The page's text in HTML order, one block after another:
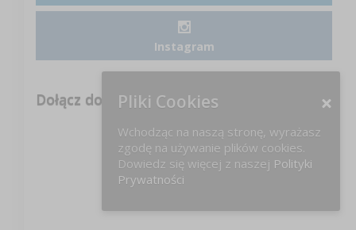
Instagram
Dołącz do nas na FB!
Pliki Cookies
Wchodząc na naszą stronę, wyrażasz
zgodę na używanie plików cookies.
Dowiedz się więcej z naszej Polityki
Prywatności